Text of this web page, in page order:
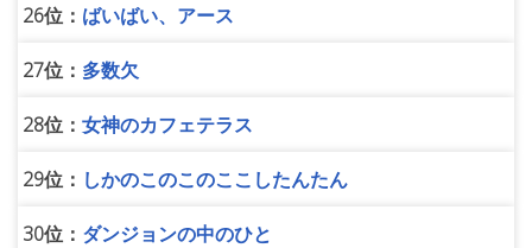
26位： ばいばい、アース
27位： 多数欠
28位： 女神のカフェテラス
29位： しかのこのこのここしたんたん
30位： ダンジョンの中のひと